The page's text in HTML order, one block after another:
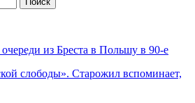
из Бреста в Польшу в 90-е
слободы». Cтарожил вспоминает,